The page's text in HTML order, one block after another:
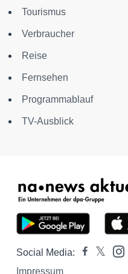
Tourismus
Verbraucher
Reise
Fernsehen
Programmablauf
TV-Ausblick
Social Media:
Impressum